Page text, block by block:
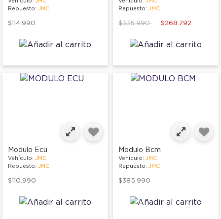
Repuesto: JMC
$114.990
Repuesto: JMC
Price reduced from
$335.990to $268.792
Modulo Ecu
Vehículo: JMC
Repuesto: JMC
$110.990
Modulo Bcm
Vehículo: JMC
Repuesto: JMC
$385.990